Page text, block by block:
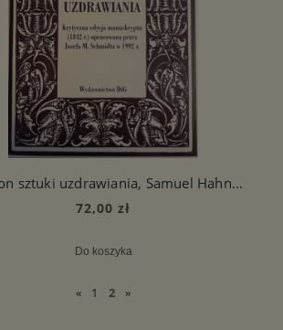
Organon sztuki uzdrawiania, Samuel Hahnemann
72,00 zł
Do koszyka
« 1 2 »